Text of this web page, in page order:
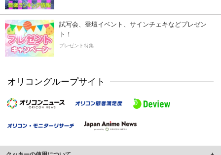
試写会、登壇イベント、サインチェキなどプレゼン
ト！
プレゼント特集
オリコングループサイト